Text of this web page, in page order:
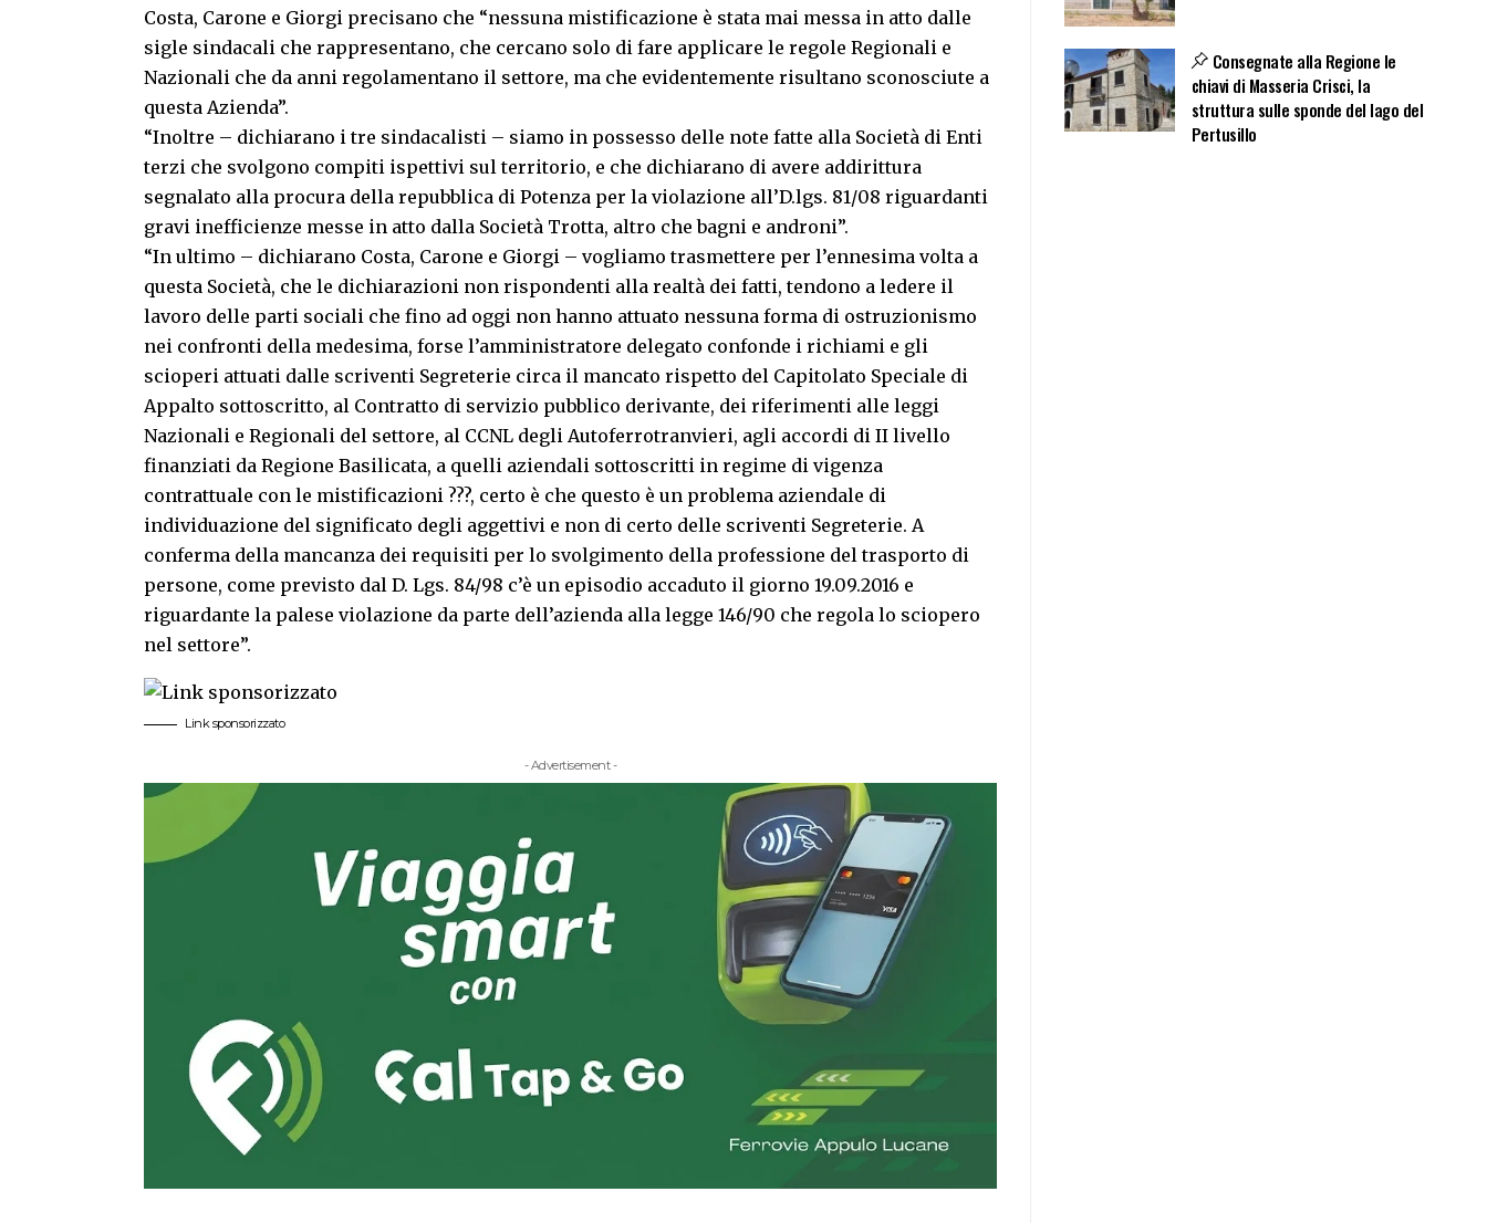
Costa, Carone e Giorgi precisano che “nessuna mistificazione è stata mai messa in atto dalle
sigle sindacali che rappresentano, che cercano solo di fare applicare le regole Regionali e
Nazionali che da anni regolamentano il settore, ma che evidentemente risultano sconosciute a
questa Azienda”.
“Inoltre – dichiarano i tre sindacalisti – siamo in possesso delle note fatte alla Società di Enti
terzi che svolgono compiti ispettivi sul territorio, e che dichiarano di avere addirittura
segnalato alla procura della repubblica di Potenza per la violazione all’D.lgs. 81/08 riguardanti
gravi inefficienze messe in atto dalla Società Trotta, altro che bagni e androni”.
“In ultimo – dichiarano Costa, Carone e Giorgi – vogliamo trasmettere per l’ennesima volta a
questa Società, che le dichiarazioni non rispondenti alla realtà dei fatti, tendono a ledere il
lavoro delle parti sociali che fino ad oggi non hanno attuato nessuna forma di ostruzionismo
nei confronti della medesima, forse l’amministratore delegato confonde i richiami e gli
scioperi attuati dalle scriventi Segreterie circa il mancato rispetto del Capitolato Speciale di
Appalto sottoscritto, al Contratto di servizio pubblico derivante, dei riferimenti alle leggi
Nazionali e Regionali del settore, al CCNL degli Autoferrotranvieri, agli accordi di II livello
finanziati da Regione Basilicata, a quelli aziendali sottoscritti in regime di vigenza
contrattuale con le mistificazioni ???, certo è che questo è un problema aziendale di
individuazione del significato degli aggettivi e non di certo delle scriventi Segreterie. A
conferma della mancanza dei requisiti per lo svolgimento della professione del trasporto di
persone, come previsto dal D. Lgs. 84/98 c’è un episodio accaduto il giorno 19.09.2016 e
riguardante la palese violazione da parte dell’azienda alla legge 146/90 che regola lo sciopero
nel settore”.
Link sponsorizzato
- Advertisement -
Consegnate alla Regione le
chiavi di Masseria Crisci, la
struttura sulle sponde del lago del
Pertusillo